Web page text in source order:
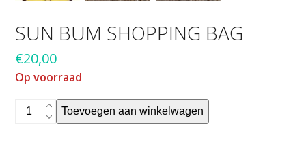
SUN BUM SHOPPING BAG
€20,00
Op voorraad
Sun
Toevoegen aan winkelwagen